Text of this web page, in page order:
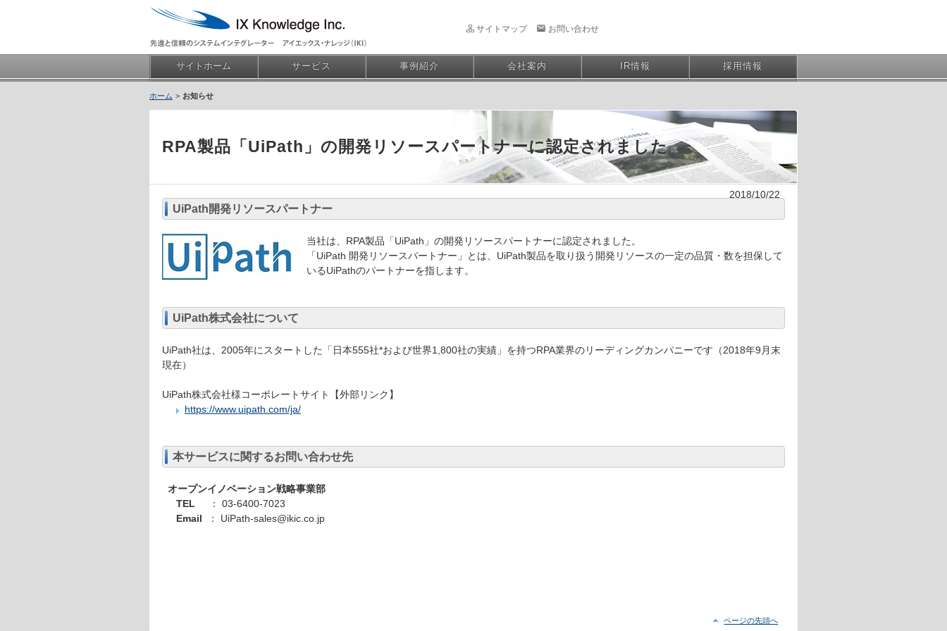
サイトマップ お問い合わせ
サイトホーム サービス 事例紹介 会社案内 IR情報 採用情報
お知らせ
RPA製品「UiPath」の開発リソースパートナーに認定されました
2018/10/22
UiPath開発リソースパートナー
当社は、RPA製品「UiPath」の開発リソースパートナーに認定されました。
「UiPath 開発リソースパートナー」とは、UiPath製品を取り扱う開発リソースの一定の品質・数を担保して
いるUiPathのパートナーを指します。
UiPath株式会社について
UiPath社は、2005年にスタートした「日本555社*および世界1,800社の実績」を持つRPA業界のリーディングカンパニーです（2018年9月末
現在）
UiPath株式会社様コーポレートサイト【外部リンク】
https://www.uipath.com/ja/
本サービスに関するお問い合わせ先
オープンイノベーション戦略事業部
TEL
： 03-6400-7023
Email
： UiPath-sales@ikic.co.jp
ページの先頭へ